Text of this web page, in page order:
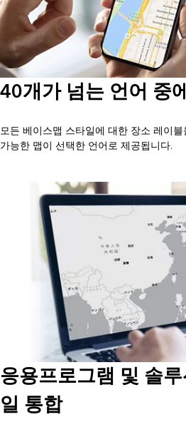
40개가 넘는 언어 중
모든 베이스맵 스타일에 대한 장소 레이
가능한 맵이 선택한 언어로 제공됩니다.
응용프로그램 및 솔
일 통합